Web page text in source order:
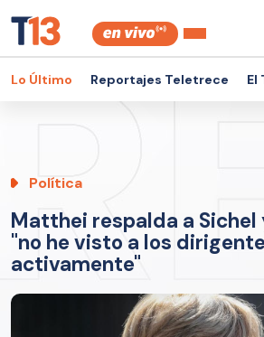
Lo Último Reportajes Teletrece El
Política
Matthei respalda a
"no he visto a los
activamente"